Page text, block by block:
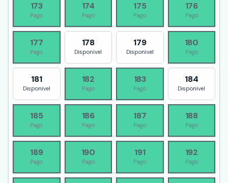
173
Pago
174
Pago
175
Pago
176
Pago
177
Pago
178
Disponivel
179
Disponivel
180
Pago
181
Disponivel
182
Pago
183
Pago
184
Disponivel
185
Pago
186
Pago
187
Pago
188
Pago
189
Pago
190
Pago
191
Pago
192
Pago